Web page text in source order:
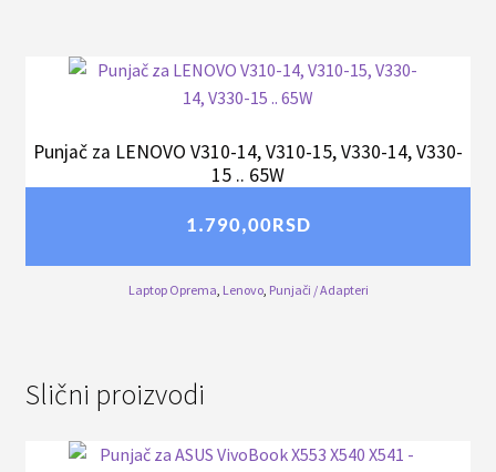
Punjač za LENOVO V310-14, V310-15, V330-14, V330-
15 .. 65W
1.790,00RSD
Laptop Oprema, Lenovo, Punjači / Adapteri
Slični proizvodi